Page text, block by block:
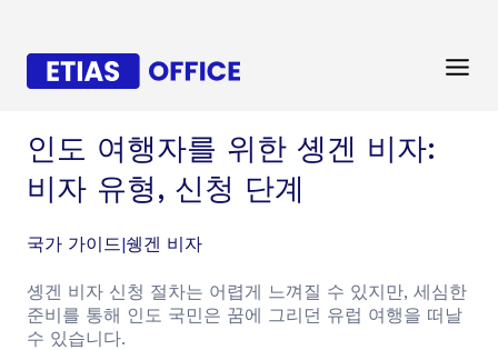
인도 여행자를 위한 솅겐 비자:
비자 유형, 신청 단계
국가 가이드|쉥겐 비자
솅겐 비자 신청 절차는 어렵게 느껴질 수 있지만, 세심한
준비를 통해 인도 국민은 꿈에 그리던 유럽 여행을 떠날
수 있습니다.